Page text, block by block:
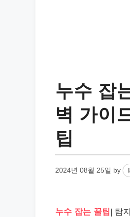
누수 잡
벽 가이
팁
2024년 08월 25일 by
누수 잡는 꿀팁| 탐